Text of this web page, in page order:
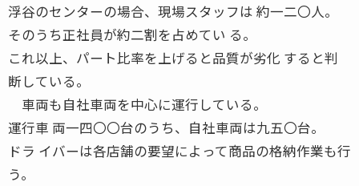
浮谷のセンターの場合、現場スタッフは 約一二〇人。
そのうち正社員が約二割を占めてい る。
これ以上、パート比率を上げると品質が劣化 すると判
断している。
車両も自社車両を中心に運行している。
運行車 両一四〇〇台のうち、自社車両は九五〇台。
ドラ イバーは各店舗の要望によって商品の格納作業も行
う。